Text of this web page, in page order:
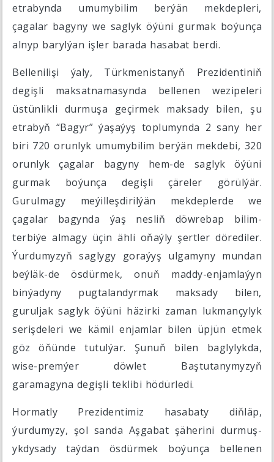
etrabynda umumybilim berýän mekdepleri,
çagalar bagyny we saglyk öýüni gurmak boýunça
alnyp barylýan işler barada hasabat berdi.
Bellenilişi ýaly, Türkmenistanyň Prezidentiniň
degişli maksatnamasynda bellenen wezipeleri
üstünlikli durmuşa geçirmek maksady bilen, şu
etrabyň “Bagyr” ýaşaýyş toplumynda 2 sany her
biri 720 orunlyk umumybilim berýän mekdebi, 320
orunlyk çagalar bagyny hem-de saglyk öýüni
gurmak boýunça degişli çäreler görülýär.
Gurulmagy meýilleşdirilýän mekdeplerde we
çagalar bagynda ýaş nesliň döwrebap bilim-
terbiýe almagy üçin ähli oňaýly şertler dörediler.
Ýurdumyzyň saglygy goraýyş ulgamyny mundan
beýläk-de ösdürmek, onuň maddy-enjamlaýyn
binýadyny pugtalandyrmak maksady bilen,
guruljak saglyk öýüni häzirki zaman lukmançylyk
serişdeleri we kämil enjamlar bilen üpjün etmek
göz öňünde tutulýar. Şunuň bilen baglylykda,
wise-premýer döwlet Baştutanymyzyň
garamagyna degişli teklibi hödürledi.
Hormatly Prezidentimiz hasabaty diňläp,
ýurdumyzy, şol sanda Aşgabat şäherini durmuş-
ykdysady taýdan ösdürmek boýunça bellenen